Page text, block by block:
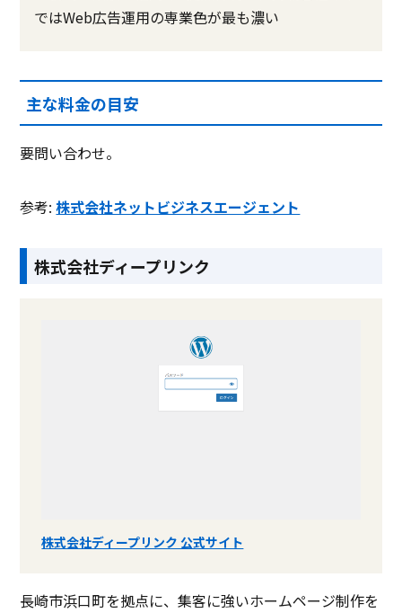
ではWeb広告運用の専業色が最も濃い
主な料金の目安
要問い合わせ。
参考:株式会社ネットビジネスエージェント
株式会社ディープリンク
株式会社ディープリンク 公式サイト
長崎市浜口町を拠点に、集客に強いホームページ制作を